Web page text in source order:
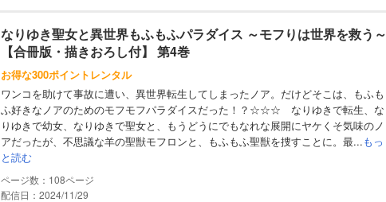
なりゆき聖女と異世界もふもふパラダイス ～モフりは世界を救う～
【合冊版・描きおろし付】 第4巻
お得な300ポイントレンタル
ワンコを助けて事故に遭い、異世界転生してしまったノア。だけどそこは、もふも
ふ好きなノアのためのモフモフパラダイスだった！？☆☆☆ なりゆきで転生、な
りゆきで幼女、なりゆきで聖女と、もうどうにでもなれな展開にヤケくそ気味のノ
アだったが、不思議な羊の聖獣モフロンと、もふもふ聖獣を捜すことに。最...もっ
と読む
108
配信日：2024/11/29